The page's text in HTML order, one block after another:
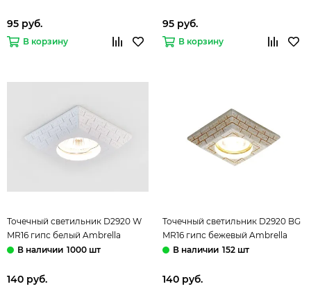
95 руб.
В корзину
95 руб.
В корзину
Точечный светильник D2920 W
MR16 гипс белый Ambrella
1000 шт
140 руб.
Точечный светильник D2920 BG
MR16 гипс бежевый Ambrella
152 шт
140 руб.